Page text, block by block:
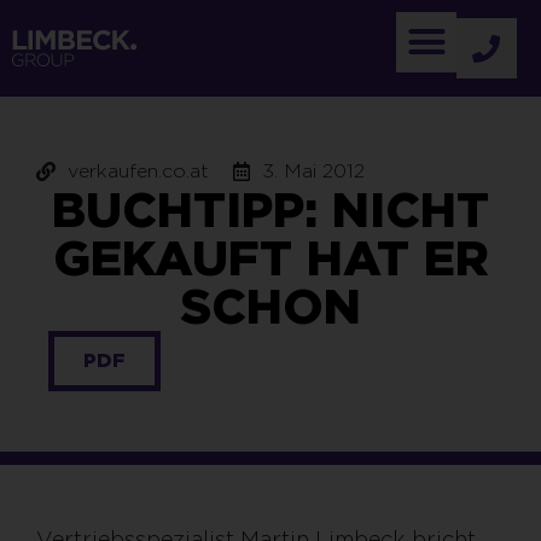
verkaufen.co.at 3. Mai 2012
BUCHTIPP: NICHT
GEKAUFT HAT ER
SCHON
PDF